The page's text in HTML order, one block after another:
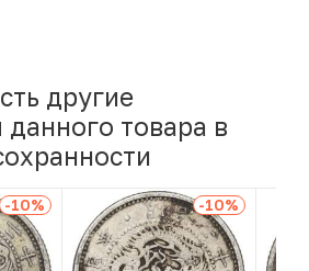
другие
товара в
-10% -10%